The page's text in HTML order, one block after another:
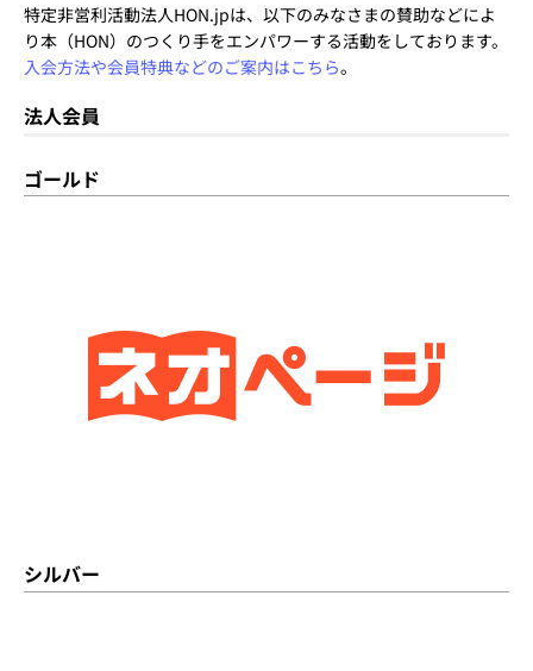
特定非営利活動法人HON.jpは、以下のみなさまの賛助などによ
り本（HON）のつくり手をエンパワーする活動をしております。
入会方法や会員特典などのご案内はこちら。
法人会員
ゴールド
シルバー